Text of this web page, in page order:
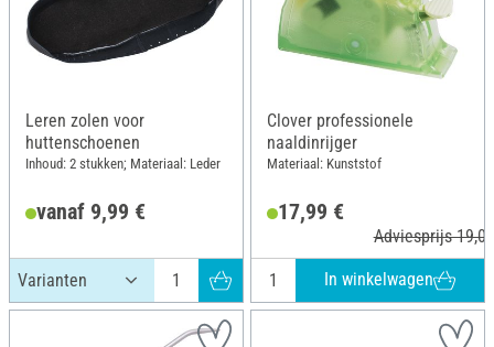
Leren zolen voor
huttenschoenen
Inhoud: 2 stukken; Materiaal: Leder
vanaf 9,99 €
Clover professionele
naaldinrijger
Materiaal: Kunststof
17,99 €
Adviesprijs
In winkelwagen